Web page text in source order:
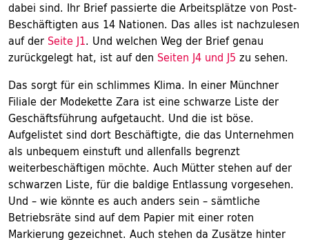
dabei sind. Ihr Brief passierte die Arbeitsplätze von Post-
Beschäftigten aus 14 Nationen. Das alles ist nachzulesen
auf der Seite J1. Und welchen Weg der Brief genau
zurückgelegt hat, ist auf den Seiten J4 und J5 zu sehen.
Das sorgt für ein schlimmes Klima. In einer Münchner
Filiale der Modekette Zara ist eine schwarze Liste der
Geschäftsführung aufgetaucht. Und die ist böse.
Aufgelistet sind dort Beschäftigte, die das Unternehmen
als unbequem einstuft und allenfalls begrenzt
weiterbeschäftigen möchte. Auch Mütter stehen auf der
schwarzen Liste, für die baldige Entlassung vorgesehen.
Und – wie könnte es auch anders sein – sämtliche
Betriebsräte sind auf dem Papier mit einer roten
Markierung gezeichnet. Auch stehen da Zusätze hinter